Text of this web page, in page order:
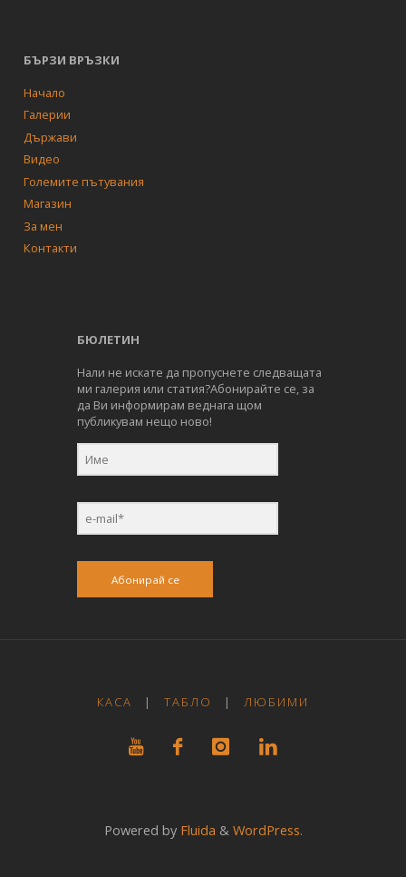
БЪРЗИ ВРЪЗКИ
Начало
Галерии
Държави
Видео
Големите пътувания
Магазин
За мен
Контакти
БЮЛЕТИН
Нали не искате да пропуснете следващата
ми галерия или статия?Абонирайте се, за
да Ви информирам веднага щом
публикувам нещо ново!
Абонирай се
КАСА | ТАБЛО | ЛЮБИМИ
Powered byFluida & WordPress.